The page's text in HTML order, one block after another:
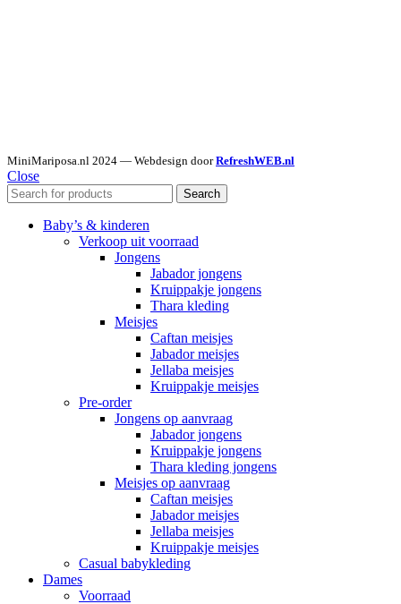
MiniMariposa.nl 2024 — Webdesign doorRefreshWEB.nl
Close
Search
Baby’s & kinderen
Verkoop uit voorraad
Jongens
Jabador jongens
Kruippakje jongens
Thara kleding
Meisjes
Caftan meisjes
Jabador meisjes
Jellaba meisjes
Kruippakje meisjes
Pre-order
Jongens op aanvraag
Jabador jongens
Kruippakje jongens
Thara kleding jongens
Meisjes op aanvraag
Caftan meisjes
Jabador meisjes
Jellaba meisjes
Kruippakje meisjes
Casual babykleding
Dames
Voorraad